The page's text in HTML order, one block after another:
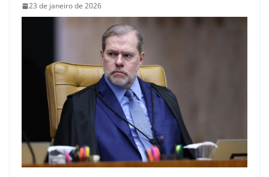
23 de janeiro de 2026